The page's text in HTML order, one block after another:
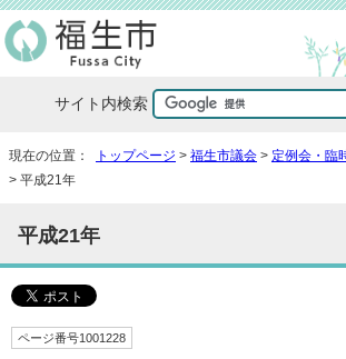
サイト内検索
現在の位置： トップページ > 福生市議会 > 定例会・臨
> 平成21年
平成21年
ページ番号1001228